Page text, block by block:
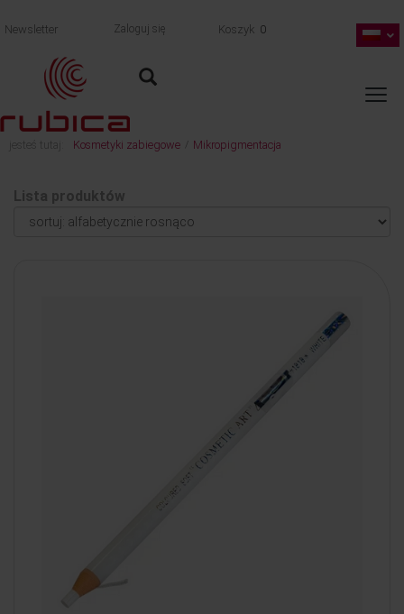
Newsletter Zaloguj się Koszyk 0
jesteś tutaj: Kosmetyki zabiegowe Mikropigmentacja
Lista produktów